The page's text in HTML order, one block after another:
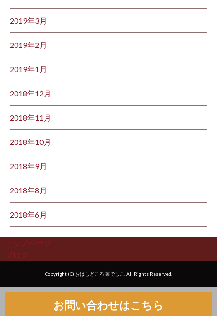
2019年3月
2019年2月
2019年1月
2018年12月
2018年11月
2018年10月
2018年9月
2018年8月
2018年6月
トップページ
ブログ
Copyright (C) おはしどころ 菜でしこ. All Rights Reserved.
お問い合わせはこちら